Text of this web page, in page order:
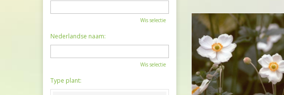
Wis selectie
Nederlandse naam:
Wis selectie
Type plant: